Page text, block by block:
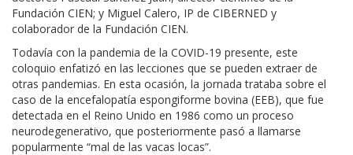
Fundación CIEN; y Miguel Calero, IP de CIBERNED y
colaborador de la Fundación CIEN.
Todavía con la pandemia de la COVID-19 presente, este
coloquio enfatizó en las lecciones que se pueden extraer de
otras pandemias. En esta ocasión, la jornada trataba sobre el
caso de la encefalopatía espongiforme bovina (EEB), que fue
detectada en el Reino Unido en 1986 como un proceso
neurodegenerativo, que posteriormente pasó a llamarse
popularmente “mal de las vacas locas”.